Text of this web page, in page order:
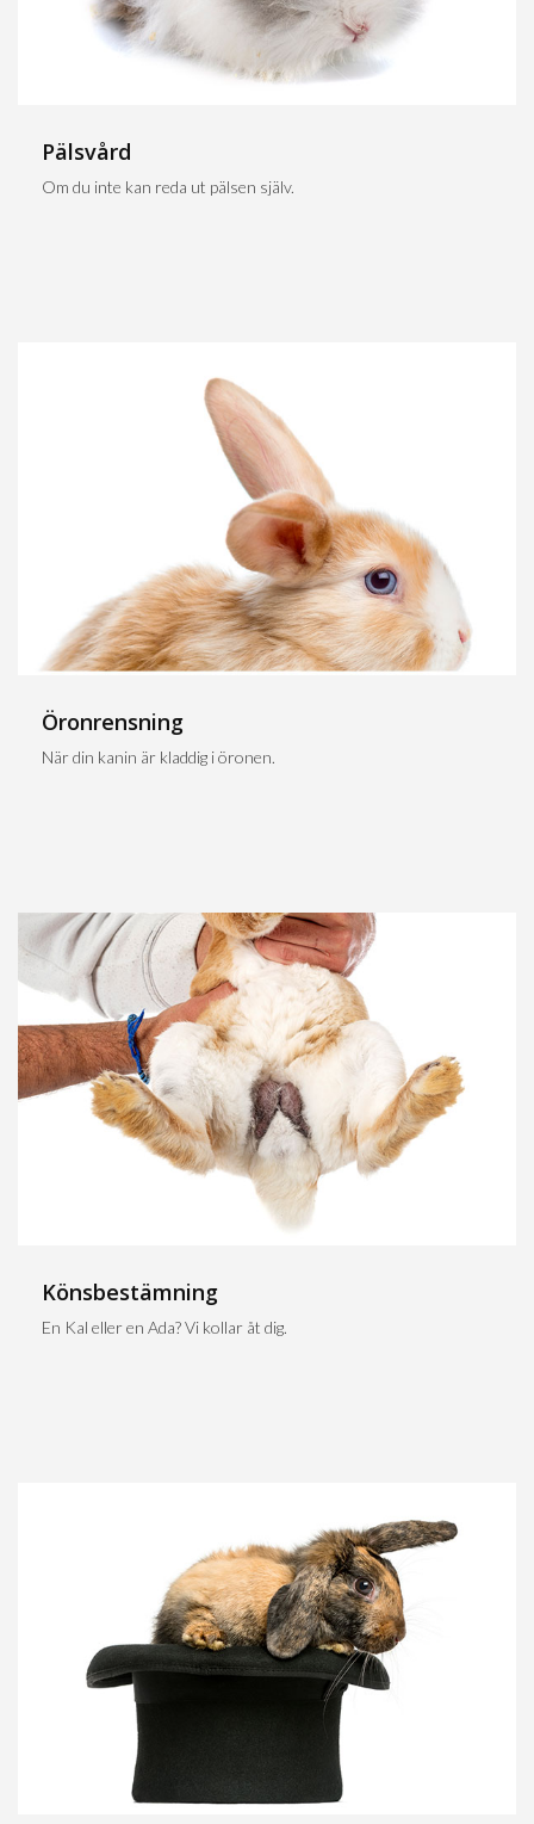
Pälsvård
Om du inte kan reda ut pälsen själv.
Öronrensning
När din kanin är kladdig i öronen.
Könsbestämning
En Kal eller en Ada? Vi kollar åt dig.